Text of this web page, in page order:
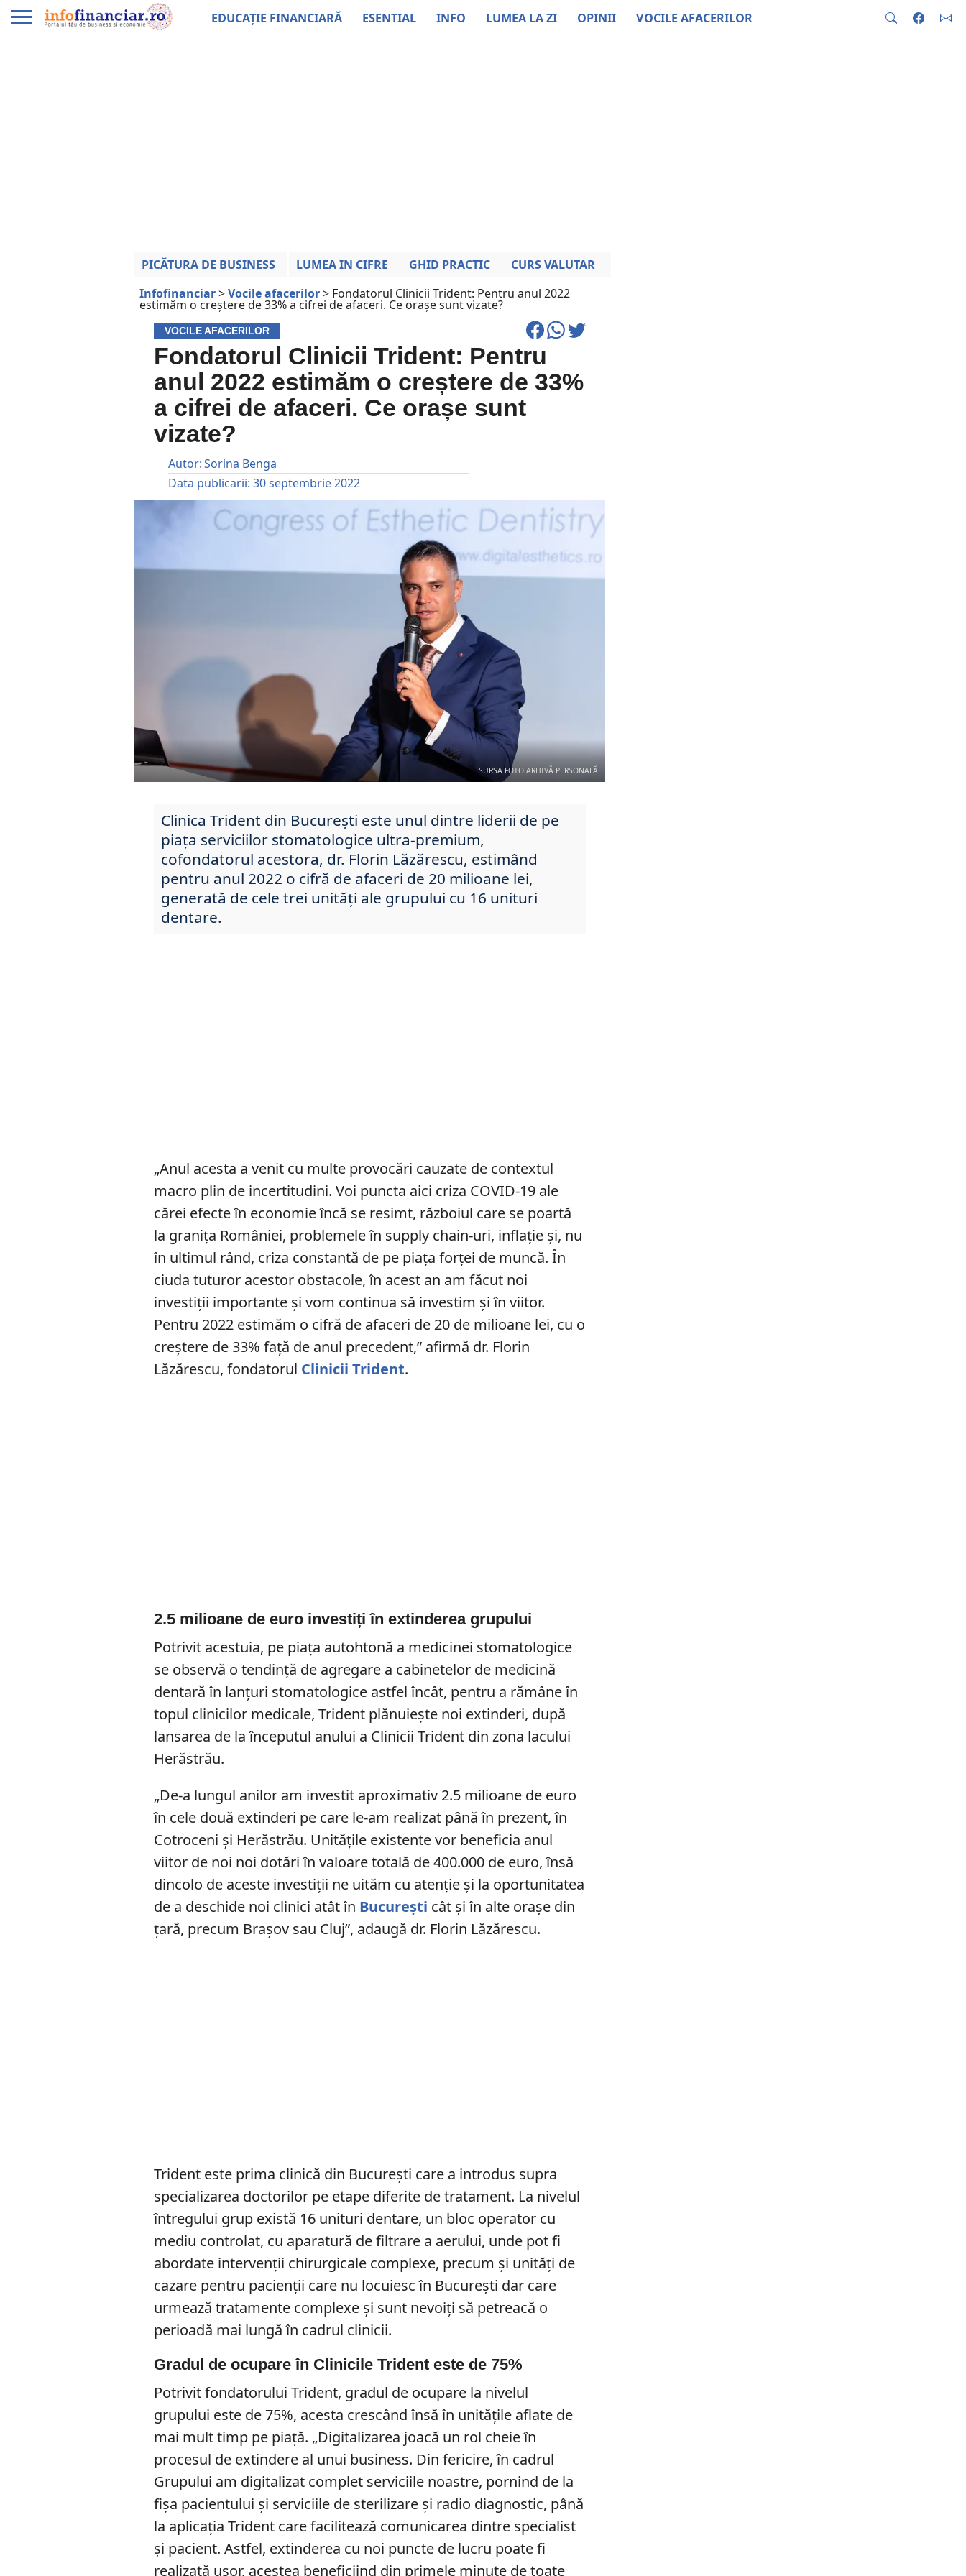
EDUCAȚIE FINANCIARĂ ESENTIAL INFO LUMEA LA ZI OPINII VOCILE AFACERILOR
PICĂTURA DE BUSINESS LUMEA IN CIFRE GHID PRACTIC
CURS VALUTAR
Infofinanciar>Vocile afacerilor> Fondatorul Clinicii Trident: Pentru anul 2022
estimăm o creștere de 33% a cifrei de afaceri. Ce orașe sunt vizate?
VOCILE AFACERILOR
Fondatorul Clinicii Trident: Pentru
anul 2022 estimăm o creștere de 33%
a cifrei de afaceri. Ce orașe sunt
vizate?
Autor:Sorina Benga
Data publicarii: 30 septembrie 2022
SURSA FOTO ARHIVĂ PERSONALĂ
Clinica Trident din București este unul dintre liderii de pe
piața serviciilor stomatologice ultra-premium,
cofondatorul acestora, dr. Florin Lăzărescu, estimând
pentru anul 2022 o cifră de afaceri de 20 milioane lei,
generată de cele trei unități ale grupului cu 16 unituri
dentare.
„Anul acesta a venit cu multe provocări cauzate de contextul
macro plin de incertitudini. Voi puncta aici criza COVID-19 ale
cărei efecte în economie încă se resimt, războiul care se poartă
la granița României, problemele în supply chain-uri, inflație și, nu
în ultimul rând, criza constantă de pe piața forței de muncă. În
ciuda tuturor acestor obstacole, în acest an am făcut noi
investiții importante și vom continua să investim și în viitor.
Pentru 2022 estimăm o cifră de afaceri de 20 de milioane lei, cu o
creștere de 33% față de anul precedent,” afirmă dr. Florin
Lăzărescu, fondatorul Clinicii Trident.
2.5 milioane de euro investiți în extinderea grupului
Potrivit acestuia, pe piața autohtonă a medicinei stomatologice
se observă o tendință de agregare a cabinetelor de medicină
dentară în lanțuri stomatologice astfel încât, pentru a rămâne în
topul clinicilor medicale, Trident plănuiește noi extinderi, după
lansarea de la începutul anului a Clinicii Trident din zona lacului
Herăstrău.
„De-a lungul anilor am investit aproximativ 2.5 milioane de euro
în cele două extinderi pe care le-am realizat până în prezent, în
Cotroceni și Herăstrău. Unitățile existente vor beneficia anul
viitor de noi noi dotări în valoare totală de 400.000 de euro, însă
dincolo de aceste investiții ne uităm cu atenție și la oportunitatea
de a deschide noi clinici atât în București cât și în alte orașe din
țară, precum Brașov sau Cluj”, adaugă dr. Florin Lăzărescu.
Trident este prima clinică din București care a introdus supra
specializarea doctorilor pe etape diferite de tratament. La nivelul
întregului grup există 16 unituri dentare, un bloc operator cu
mediu controlat, cu aparatură de filtrare a aerului, unde pot fi
abordate intervenții chirurgicale complexe, precum și unități de
cazare pentru pacienții care nu locuiesc în București dar care
urmează tratamente complexe și sunt nevoiți să petreacă o
perioadă mai lungă în cadrul clinicii.
Gradul de ocupare în Clinicile Trident este de 75%
Potrivit fondatorului Trident, gradul de ocupare la nivelul
grupului este de 75%, acesta crescând însă în unitățile aflate de
mai mult timp pe piață. „Digitalizarea joacă un rol cheie în
procesul de extindere al unui business. Din fericire, în cadrul
Grupului am digitalizat complet serviciile noastre, pornind de la
fișa pacientului și serviciile de sterilizare și radio diagnostic, până
la aplicația Trident care facilitează comunicarea dintre specialist
și pacient. Astfel, extinderea cu noi puncte de lucru poate fi
realizată ușor, acestea beneficiind din primele minute de toate